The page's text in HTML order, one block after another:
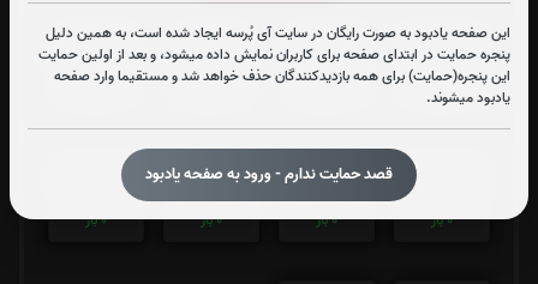
این صفحه یادبود به صورت رایگان در سایت آی پُرسه ایجاد شده است، به همین دلیل
پنجره حمایت در ابتدای صفحه برای کاربران نمایش داده میشود، و بعد از اولین حمایت
این پنجره(حمایت) برای همه بازدیدکنندگان حذف خواهد شد و مستقیما وارد صفحه
یادبود میشوند.
قصد حمایت ندارم - ورود به صفحه یادبود
جزء 21
0 بار
جزء 22
بار
جزء 23
جزء 24
0
0بار
جزء 26
0بار
جزء 27
0بار
0بار